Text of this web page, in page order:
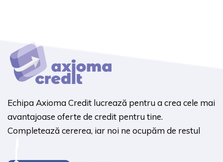
Echipa Axioma Credit lucrează pentru a crea cele mai
avantajoase oferte de credit pentru tine.
Completează cererea, iar noi ne ocupăm de restul